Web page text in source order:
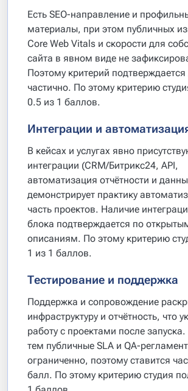
Есть SEO-направление и
материалы, при этом публичных
Core Web Vitals и скорости для
сайта в явном виде не
Поэтому критерий
частично. По этому критерию
0.5 из 1 баллов.
Интеграции и
В кейсах и услугах явно
интеграции (CRM/Битрикс24, API,
автоматизация отчётности и
демонстрирует практику
часть проектов. Наличие
блока подтверждается по
описаниям. По этому критерию
1 из 1 баллов.
Тестирование и поддержка
Поддержка и сопровождение
инфраструктуру и отчётность, что
работу с проектами после
тем публичные SLA и QA-
ограниченно, поэтому ставится
балл. По этому критерию студия